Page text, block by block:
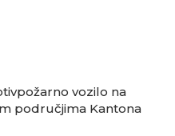
vozilo na
područjima Kantona